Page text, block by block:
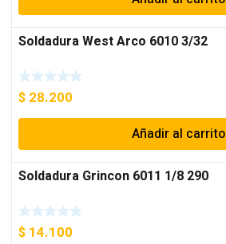
Soldadura West Arco 6010 3/32
$ 28.200
Añadir al carrito
Soldadura Grincon 6011 1/8 290
$ 14.100